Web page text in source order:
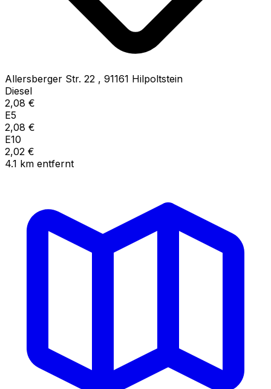
Allersberger Str. 22 , 91161 Hilpoltstein
Diesel
2,08 €
E5
2,08 €
E10
2,02 €
4.1 km entfernt